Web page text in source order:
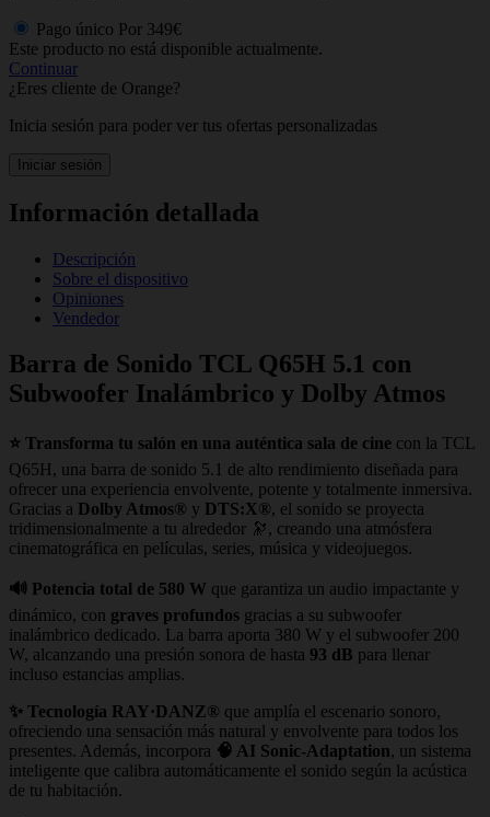
Pago único Por 349€
Este producto no está disponible actualmente.
Continuar
¿Eres cliente de Orange?
Inicia sesión para poder ver tus ofertas personalizadas
Iniciar sesión
Información detallada
Descripción
Sobre el dispositivo
Opiniones
Vendedor
Barra de Sonido TCL Q65H 5.1 con
Subwoofer Inalámbrico y Dolby Atmos
⭐ Transforma tu salón en una auténtica sala de cine con la TCL
Q65H, una barra de sonido 5.1 de alto rendimiento diseñada para
ofrecer una experiencia envolvente, potente y totalmente inmersiva.
Gracias a Dolby Atmos® y DTS:X®, el sonido se proyecta
tridimensionalmente a tu alrededor 🔭, creando una atmósfera
cinematográfica en películas, series, música y videojuegos.
🔊 Potencia total de 580 W que garantiza un audio impactante y
dinámico, con graves profundos gracias a su subwoofer
inalámbrico dedicado. La barra aporta 380 W y el subwoofer 200
W, alcanzando una presión sonora de hasta 93 dB para llenar
incluso estancias amplias.
✨ Tecnología RAY·DANZ® que amplía el escenario sonoro,
ofreciendo una sensación más natural y envolvente para todos los
presentes. Además, incorpora 🧠 AI Sonic-Adaptation, un sistema
inteligente que calibra automáticamente el sonido según la acústica
de tu habitación.